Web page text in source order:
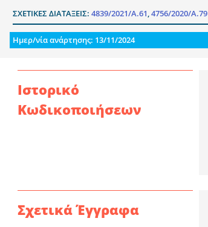
ΣΧΕΤΙΚΕΣ ΔΙΑΤΑΞΕΙΣ: 4839/2021/Α.61,4756/2020/Α.79
Ημερ/νία ανάρτησης: 13/11/2024
Ιστορικό
Κωδικοποιήσεων
Σχετικά Έγγραφα